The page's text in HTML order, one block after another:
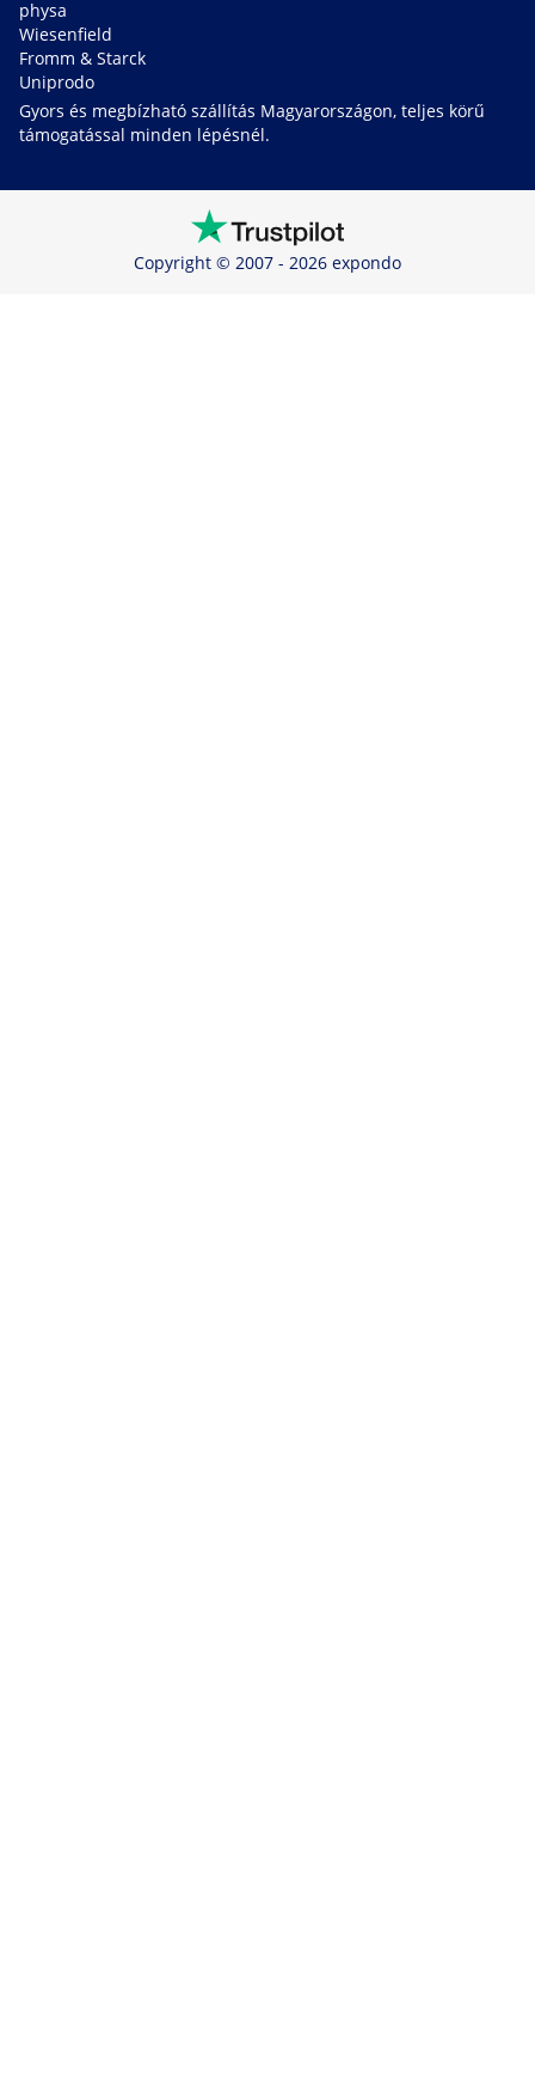
physa
Wiesenfield
Fromm & Starck
Uniprodo
Gyors és megbízható szállítás Magyarországon, teljes körű
támogatással minden lépésnél.
Copyright © 2007 - 2026 expondo